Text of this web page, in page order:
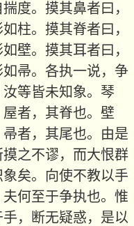
度。摸其鼻者曰，
柱。摸其脊者曰，
壁。摸其耳者曰，
帚。各执一说，争
等皆未知象。琴
者，其脊也。壁
者，其尾也。由是
之不谬，而大恨群
矣。向使不教以手
何至于争执也。惟
，断无疑惑，是以